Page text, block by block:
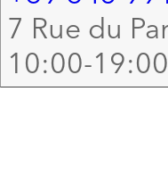
7 Rue du
10:00-